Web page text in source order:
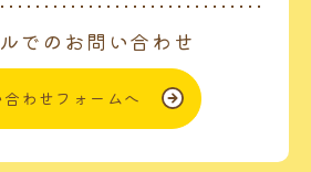
でのお問い合わせ
合わせフォームへ